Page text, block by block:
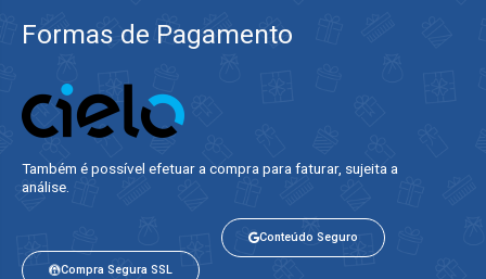
Formas de Pagamento
Também é possível efetuar a compra para faturar, sujeita a
análise.​
Compra Segura SSL
Conteúdo Seguro